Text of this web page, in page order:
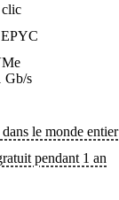
clic
Gb/s
dans le monde entier
pendant 1 an